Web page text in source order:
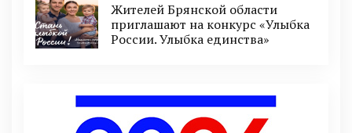
Жителей Брянской области
приглашают на конкурс «Улыбка
России. Улыбка единства»